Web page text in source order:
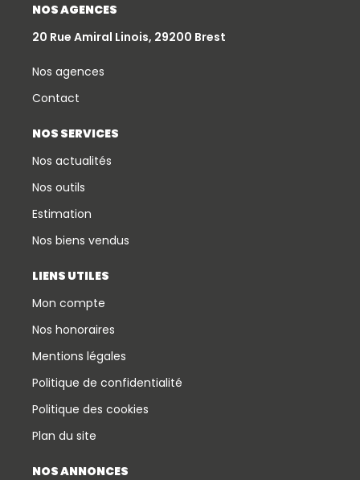
NOS AGENCES
20 Rue Amiral Linois, 29200 Brest
Nos agences
Contact
NOS SERVICES
Nos actualités
Nos outils
Estimation
Nos biens vendus
LIENS UTILES
Mon compte
Nos honoraires
Mentions légales
Politique de confidentialité
Politique des cookies
Plan du site
NOS ANNONCES